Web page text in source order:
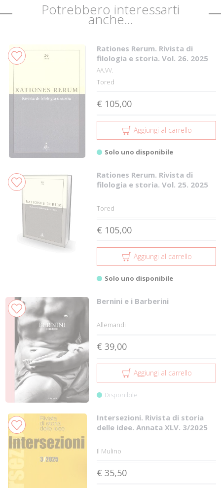
Potrebbero interessarti
anche...
Rationes Rerum. Rivista di
filologia e storia. Vol. 26. 2025
AA.VV.
Tored
€ 105,00
Aggiungi al carrello
Solo uno disponibile
Rationes Rerum. Rivista di
filologia e storia. Vol. 25. 2025
Tored
€ 105,00
Aggiungi al carrello
Solo uno disponibile
Bernini e i Barberini
Allemandi
€ 39,00
Aggiungi al carrello
Disponibile
Intersezioni. Rivista di storia
delle idee. Annata XLV. 3/2025
Il Mulino
€ 35,50